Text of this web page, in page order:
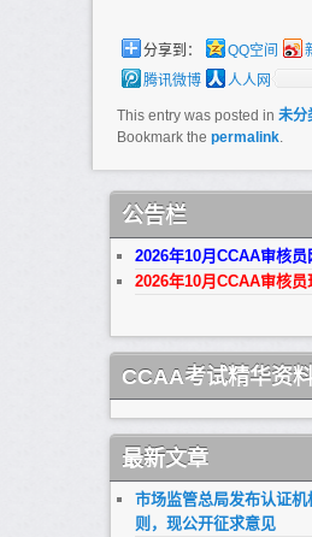
分享到： QQ空间
腾讯微博
人人网
This entry was posted in 未分
Bookmark the permalink.
公告栏
2026年10月CCAA审核员
2026年10月CCAA审核员
CCAA考试精华资
最新文章
市场监管总局发布认证
则，现公开征求意见